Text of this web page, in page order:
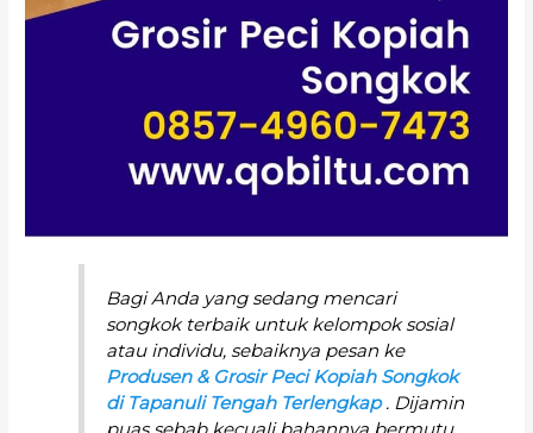
Bagi Anda yang sedang mencari
songkok terbaik untuk kelompok sosial
atau individu, sebaiknya pesan ke
Produsen & Grosir Peci Kopiah Songkok
di Tapanuli Tengah Terlengkap. Dijamin
puas sebab kecuali bahannya bermutu,